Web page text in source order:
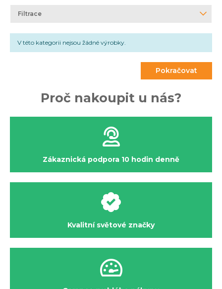
Babolat budete na kurtu zářit! Stačí si jen vybrat
nebudete vědět rady,neváhejte se na nás obrátit.
Společně probereme Váš styl hry a na základě toho
Filtrace
V této kategorii nejsou žádné výrobky.
Pokračovat
Proč nakoupit u nás?
Zákaznická podpora 10 hodin denně
Kvalitní světové značky